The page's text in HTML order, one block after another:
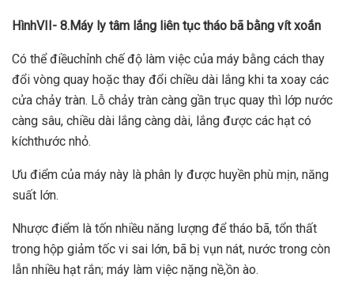
HìnhVII- 8.Máy ly tâm lắng liên tục tháo bã bằng vít xoắn
Có thể điềuchỉnh chế độ làm việc của máy bằng cách thay
đổi vòng quay hoặc thay đổi chiều dài lắng khi ta xoay các
cửa chảy tràn. Lỗ chảy tràn càng gần trục quay thì lớp nước
càng sâu, chiều dài lắng càng dài, lắng được các hạt có
kíchthước nhỏ.
Ưu điểm của máy này là phân ly được huyền phù mịn, năng
suất lớn.
Nhược điểm là tốn nhiều năng lượng để tháo bã, tổn thất
trong hộp giảm tốc vi sai lớn, bã bị vụn nát, nước trong còn
lẫn nhiều hạt rắn; máy làm việc nặng nề,ồn ào.